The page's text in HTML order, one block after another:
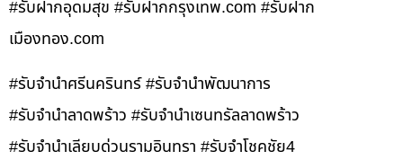
#รับฝากอุดมสุข #รับฝากกรุงเทพ.com #รับฝาก
เมืองทอง.com
#รับจำนำศรีนครินทร์ #รับจำนำพัฒนาการ
#รับจำนำลาดพร้าว #รับจำนำเซนทรัลลาดพร้าว
#รับจำนำเลียบด่วนรามอินทรา #รับจำโชคชัย4